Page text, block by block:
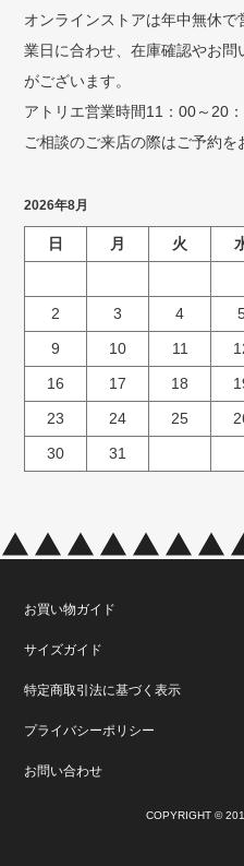
オンラインストアは年中無休
業日に合わせ、在庫確認やお
がございます。
アトリエ営業時間11：00～20
ご相談のご来店の際はご予約を
2026年8月
日 月 火
2
3 4
9
10 11
16
17 18
23
24 25
30
31
お買い物ガイド
サイズガイド
特定商取引法に基づく表示
プライバシーポリシー
お問い合わせ
COPYRIGHT ©